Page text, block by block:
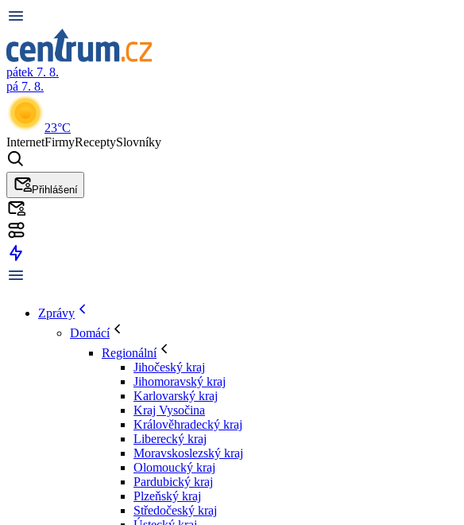
pátek 7. 8.
pá 7. 8.
23°C
InternetFirmyReceptySlovníky
Přihlášení
Zprávy
Domácí
Regionální
Jihočeský kraj
Jihomoravský kraj
Karlovarský kraj
Kraj Vysočina
Králověhradecký kraj
Liberecký kraj
Moravskoslezský kraj
Olomoucký kraj
Pardubický kraj
Plzeňský kraj
Středočeský kraj